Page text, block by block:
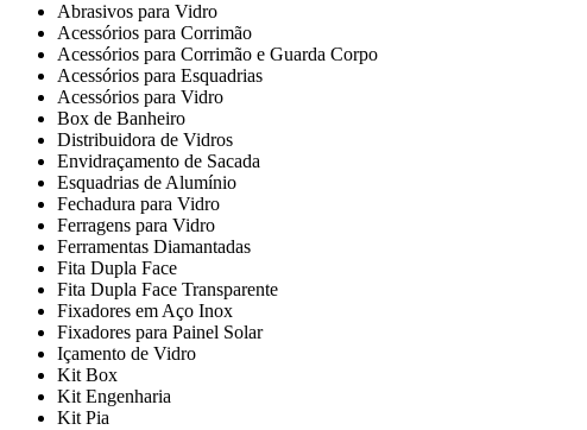
Abrasivos para Vidro
Acessórios para Corrimão
Acessórios para Corrimão e Guarda Corpo
Acessórios para Esquadrias
Acessórios para Vidro
Box de Banheiro
Distribuidora de Vidros
Envidraçamento de Sacada
Esquadrias de Alumínio
Fechadura para Vidro
Ferragens para Vidro
Ferramentas Diamantadas
Fita Dupla Face
Fita Dupla Face Transparente
Fixadores em Aço Inox
Fixadores para Painel Solar
Içamento de Vidro
Kit Box
Kit Engenharia
Kit Pia